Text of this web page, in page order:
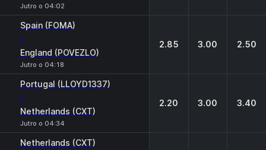
Jutro o 04:02
Spain (FOMA)
-
England (POVEZLO)
Jutro o 04:18
2.85 3.00 2.50
Portugal (LLOYD1337)
-
Netherlands (CXT)
Jutro o 04:34
2.20 3.00 3.40
Netherlands (CXT)